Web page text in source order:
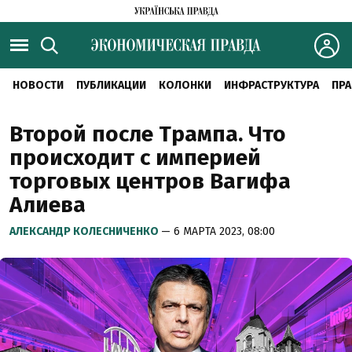
НОВОСТИ ПУБЛИКАЦИИ КОЛОНКИ ИНФРАСТРУКТУРА
Второй после Трампа. Что
происходит с империей
торговых центров Вагифа
Алиева
АЛЕКСАНДР КОЛЕСНИЧЕНКО — 6 МАРТА 2023, 08:00